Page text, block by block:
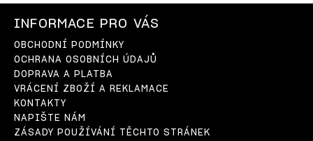
INFORMACE PRO VÁS
OBCHODNÍ PODMÍNKY
OCHRANA OSOBNÍCH ÚDAJŮ
DOPRAVA A PLATBA
VRÁCENÍ ZBOŽÍ A REKLAMACE
KONTAKTY
NAPIŠTE NÁM
ZÁSADY POUŽÍVÁNÍ TĚCHTO STRÁNEK